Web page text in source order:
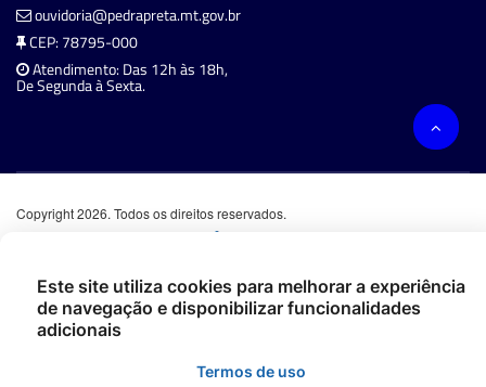
ouvidoria@pedrapreta.mt.gov.br
CEP: 78795-000
Atendimento: Das 12h às 18h,
De Segunda à Sexta.
Copyright 2026. Todos os direitos reservados.
Este site utiliza cookies para melhorar a experiência
de navegação e disponibilizar funcionalidades
adicionais
Termos de uso